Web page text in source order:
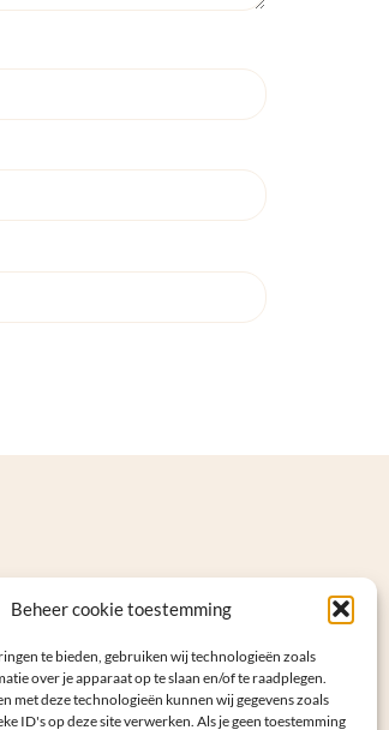
Beheer cookie toestemming
te bieden, gebruiken wij technologieën zoals
over je apparaat op te slaan en/of te raadplegen.
met deze technologieën kunnen wij gegevens zoals
ID's op deze site verwerken. Als je geen toestemming